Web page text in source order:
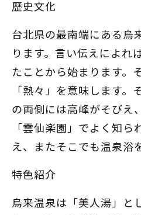
歷史文化
台北県の最南端にある烏
ります。言い伝えによれ
たことから始まります。
「熱々」を意味します
の両側には高峰がそびえ
「雲仙楽園」でよく知
え、またそこでも温泉浴
特色紹介
烏来温泉は「美人湯」と